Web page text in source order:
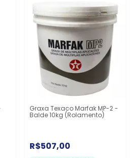
Graxa Texaco Marfak MP-2 -
Balde 10kg (Rolamento)
R$507,00